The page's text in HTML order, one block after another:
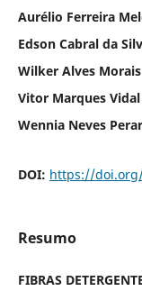
Aurélio Ferreira
Edson Cabral da
Wilker Alves Morais
Vitor Marques Vidal
Wennia Neves
DOI: https://
Resumo
FIBRAS